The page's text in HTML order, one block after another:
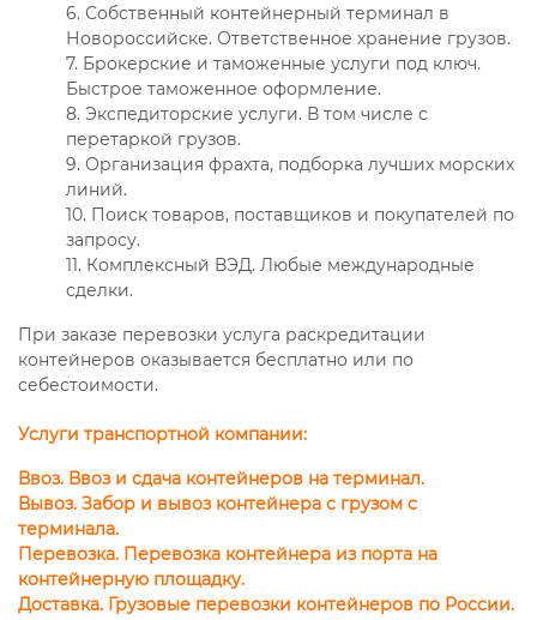
6. Собственный контейнерный терминал в
Новороссийске. Ответственное хранение грузов.
7. Брокерские и таможенные услуги под ключ.
Быстрое таможенное оформление.
8. Экспедиторские услуги. В том числе с
перетаркой грузов.
9. Организация фрахта, подборка лучших морских
линий.
10. Поиск товаров, поставщиков и покупателей по
запросу.
11. Комплексный ВЭД. Любые международные
сделки.
При заказе перевозки услуга раскредитации
контейнеров оказывается бесплатно или по
себестоимости.
Услуги транспортной компании:
Ввоз. Ввоз и сдача контейнеров на терминал.
Вывоз. Забор и вывоз контейнера с грузом с
терминала.
Перевозка. Перевозка контейнера из порта на
контейнерную площадку.
Доставка. Грузовые перевозки контейнеров по России.